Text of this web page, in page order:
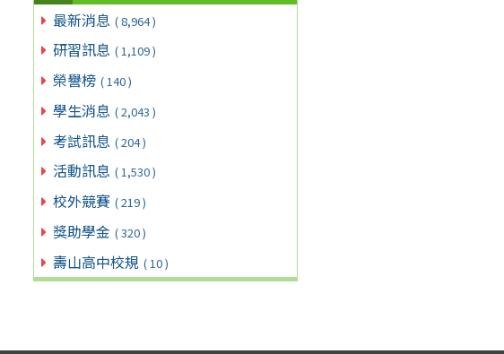
最新消息 ( 8,964 )
研習訊息 ( 1,109 )
榮譽榜 ( 140 )
學生消息 ( 2,043 )
考試訊息 ( 204 )
活動訊息 ( 1,530 )
校外競賽 ( 219 )
獎助學金 ( 320 )
壽山高中校規 ( 10 )